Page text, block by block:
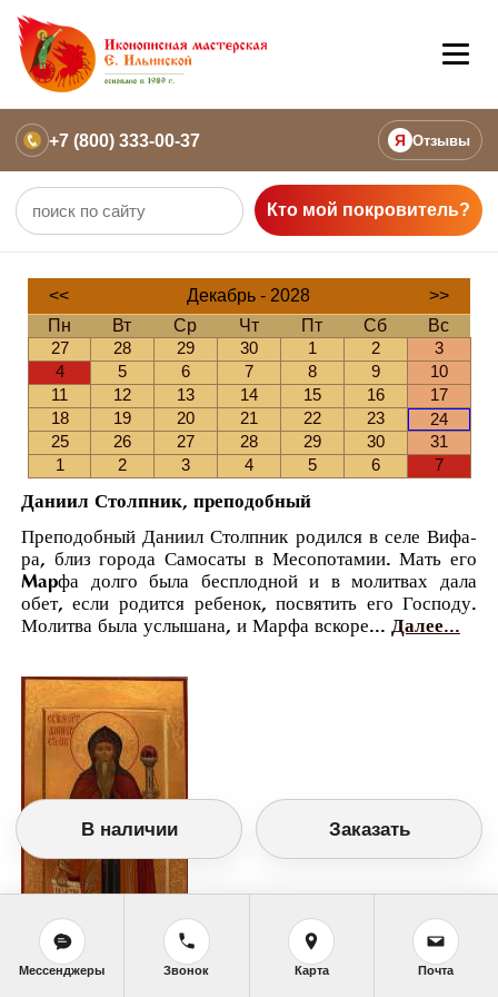
+7 (800) 333-00-37 Я Отзывы
Кто мой покровитель?
<< Декабрь - 2028
>>
Пн
Вт Ср Чт Пт Сб
Вс
27
28 29 30 1 2
3
4
5 6 7 8 9
10
11
12 13 14 15 16
17
18
19 20 21 22 23
24
25
26 27 28 29 30
31
1
2 3 4 5 6 7
Даниил Столпник, преподобный
Пре­по­доб­ный Да­ни­ил Столп­ник ро­дил­ся в се­ле Вифа­
ра, близ го­ро­да Са­мо­са­ты в Ме­со­по­та­мии. Мать его
Mapфа дол­го бы­ла бес­плод­ной и в мо­лит­вах да­ла
обет, ес­ли ро­дит­ся ре­бе­нок, по­свя­тить его Гос­по­ду.
Мо­лит­ва бы­ла услы­ша­на, и Мар­фа вско­ре... Далее...
В наличии Заказать
Мессенджеры Звонок Карта Почта